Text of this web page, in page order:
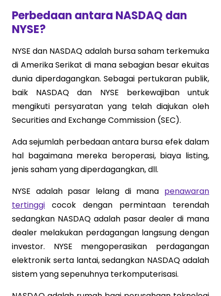
Perbedaan antara NASDAQ dan
NYSE?
NYSE dan NASDAQ adalah bursa saham terkemuka
di Amerika Serikat di mana sebagian besar ekuitas
dunia diperdagangkan. Sebagai pertukaran publik,
baik NASDAQ dan NYSE berkewajiban untuk
mengikuti persyaratan yang telah diajukan oleh
Securities and Exchange Commission (SEC).
Ada sejumlah perbedaan antara bursa efek dalam
hal bagaimana mereka beroperasi, biaya listing,
jenis saham yang diperdagangkan, dll.
NYSE adalah pasar lelang di mana penawaran
tertinggi cocok dengan permintaan terendah
sedangkan NASDAQ adalah pasar dealer di mana
dealer melakukan perdagangan langsung dengan
investor. NYSE mengoperasikan perdagangan
elektronik serta lantai, sedangkan NASDAQ adalah
sistem yang sepenuhnya terkomputerisasi.